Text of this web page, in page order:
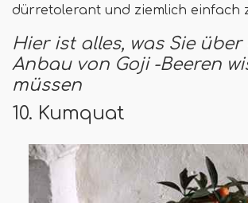
dürretolerant und ziemlich einfach
Hier ist alles, was Sie über
Anbau von Goji -Beeren
müssen
10. Kumquat